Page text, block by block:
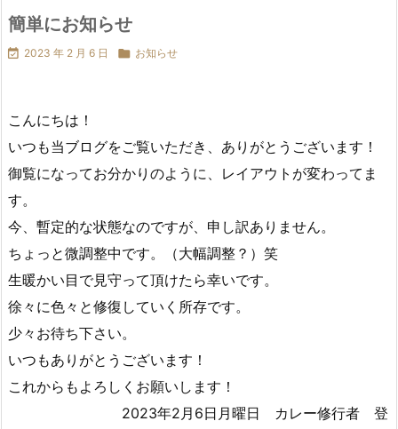
簡単にお知らせ
 2023 年 2 月 6 日  お知らせ
こんにちは！
いつも当ブログをご覧いただき、ありがとうございます！
御覧になってお分かりのように、レイアウトが変わってま
す。
今、暫定的な状態なのですが、申し訳ありません。
ちょっと微調整中です。（大幅調整？）笑
生暖かい目で見守って頂けたら幸いです。
徐々に色々と修復していく所存です。
少々お待ち下さい。
いつもありがとうございます！
これからもよろしくお願いします！
2023年2月6日月曜日 カレー修行者 登